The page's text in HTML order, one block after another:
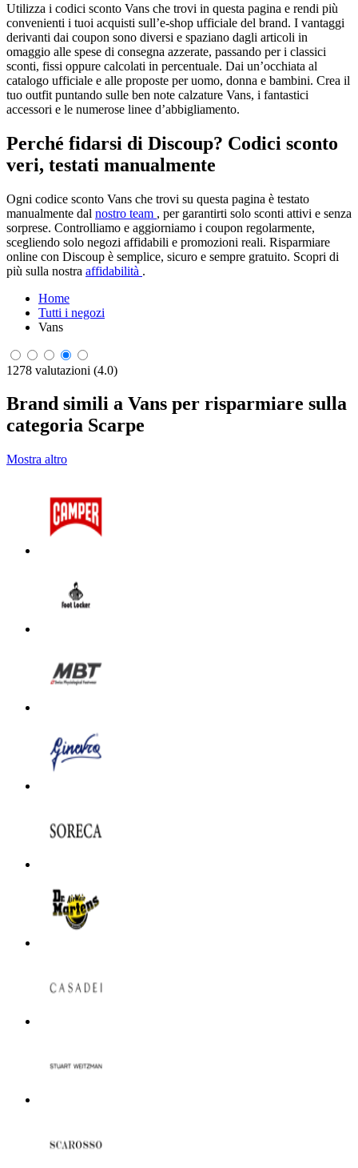
Utilizza i codici sconto Vans che trovi in questa pagina e rendi più
convenienti i tuoi acquisti sull’e-shop ufficiale del brand. I vantaggi
derivanti dai coupon sono diversi e spaziano dagli articoli in
omaggio alle spese di consegna azzerate, passando per i classici
sconti, fissi oppure calcolati in percentuale. Dai un’occhiata al
catalogo ufficiale e alle proposte per uomo, donna e bambini. Crea il
tuo outfit puntando sulle ben note calzature Vans, i fantastici
accessori e le numerose linee d’abbigliamento.
Perché fidarsi di Discoup? Codici sconto
veri, testati manualmente
Ogni codice sconto Vans che trovi su questa pagina è testato
manualmente dal nostro team , per garantirti solo sconti attivi e senza
sorprese. Controlliamo e aggiorniamo i coupon regolarmente,
scegliendo solo negozi affidabili e promozioni reali. Risparmiare
online con Discoup è semplice, sicuro e sempre gratuito. Scopri di
più sulla nostra affidabilità .
Home
Tutti i negozi
Vans
1278 valutazioni (4.0)
Brand simili a Vans per risparmiare sulla
categoria Scarpe
Mostra altro